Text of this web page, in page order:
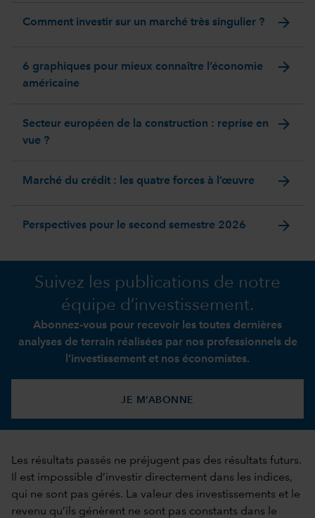
Comment investir sur un marché très singulier ? arrow_forward
6 graphiques pour mieux connaître l’économie
américaine
arrow_forward
Secteur européen de la construction : reprise en
vue ?
arrow_forward
Marché du crédit : les quatre forces à l’œuvre arrow_forward
Perspectives pour le second semestre 2026 arrow_forward
Suivez les publications de notre
équipe d’investissement.
Abonnez-vous pour recevoir les toutes dernières
analyses de terrain réalisées par nos professionnels de
l’investissement et nos économistes.
JE M’ABONNE
Les résultats passés ne préjugent pas des résultats futurs.
Il est impossible d’investir directement dans les indices,
qui ne sont pas gérés. La valeur des investissements et le
revenu qu’ils génèrent ne sont pas constants dans le